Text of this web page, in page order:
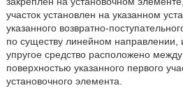
участок установлен на указанном
указанного возвратно-
по существу линейном направлении,
упругое средство расположено
поверхностью указанного первого
установочного элемента.